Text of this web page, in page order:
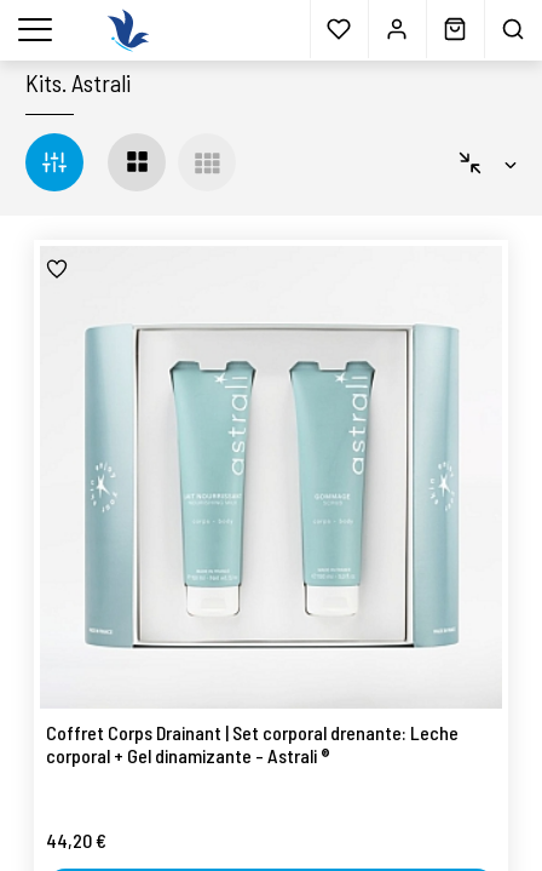
Envío gratisa partir 40€* Muestras gratis Blog
menu
Kits. Astrali
Coffret Corps Drainant | Set corporal drenante: Leche
corporal + Gel dinamizante - Astrali ®
44,20 €